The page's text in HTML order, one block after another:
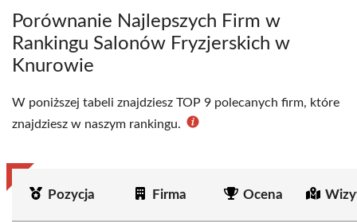
Porównanie Najlepszych Firm w
Rankingu Salonów Fryzjerskich w
Knurowie
W poniższej tabeli znajdziesz TOP 9 polecanych firm, które
znajdziesz w naszym rankingu.
Pozycja Firma Ocena